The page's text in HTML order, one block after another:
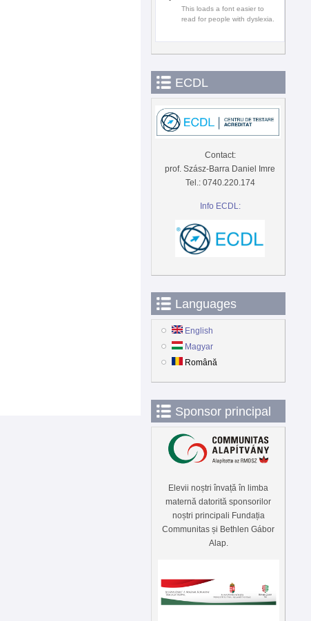
This loads a font easier to
read for people with dyslexia.
ECDL
Contact:
prof. Szász-Barra Daniel Imre
Tel.: 0740.220.174
Info ECDL:
Languages
English
Magyar
Română
Sponsor principal
Elevii noștri învață în limba
maternă datorită sponsorilor
noștri principali Fundația
Communitas și Bethlen Gábor
Alap.